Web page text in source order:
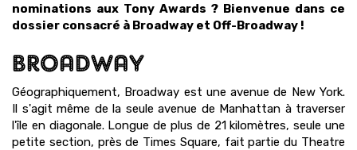
nominations aux Tony Awards ? Bienvenue dans ce
dossier consacré à Broadway et Off-Broadway !
BROADWAY
Géographiquement, Broadway est une avenue de New York.
Il s'agit même de la seule avenue de Manhattan à traverser
l'île en diagonale. Longue de plus de 21 kilomètres, seule une
petite section, près de Times Square, fait partie du Theatre